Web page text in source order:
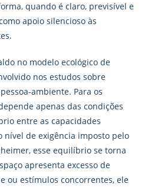
quando é claro, previsível e
apoio silencioso às
no modelo ecológico de
nos estudos sobre
ambiente. Para os
apenas das condições
entre as capacidades
nível de exigência imposto pelo
esse equilíbrio se torna
apresenta excesso de
ou estímulos concorrentes, ele